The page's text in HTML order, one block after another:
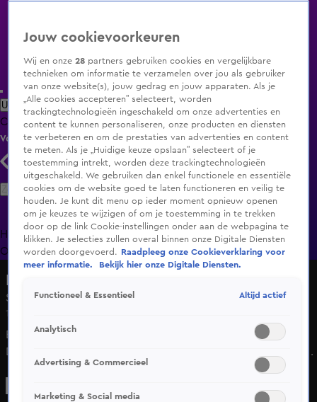
Uitzending Gemist Populaire programma's Zenders Genres
ClipsFilmsRadioSmart TV inlogShop
Volg KIJK
Zoeken
HomeUitzending Gemist Programma's De Bondgenoten
OranjezomerLivestreamsShop
Seizoen 3, aflevering 10
17 dec 2023, 16:55
Bekijk aflevering 10 van Design Secrets uit seizoen 3 hier.
Deze aflevering is uitgezonden op 17 december, 16:55 uur
bij SBS6. Design Secrets is een Lifestyle programma en is
Jouw cookievoorkeuren
Wij en onze28 partners gebruiken cookies en vergelijkbare
technieken om informatie te verzamelen over jou als gebruiker
van onze website(s), jouw gedrag en jouw apparaten. Als je
„Alle cookies accepteren” selecteert, worden
trackingtechnologieën ingeschakeld om onze advertenties en
content te kunnen personaliseren, onze producten en diensten
te verbeteren en om de prestaties van advertenties en content
te meten. Als je „Huidige keuze opslaan” selecteert of je
toestemming intrekt, worden deze trackingtechnologieën
uitgeschakeld. We gebruiken dan enkel functionele en essentiële
cookies om de website goed te laten functioneren en veilig te
houden. Je kunt dit menu op ieder moment opnieuw openen
om je keuzes te wijzigen of om je toestemming in te trekken
door op de link Cookie-instellingen onder aan de webpagina te
klikken. Je selecties zullen overal binnen onze Digitale Diensten
worden doorgevoerd.
Raadpleeg onze Cookieverklaring voor
meer informatie.
Bekijk hier onze Digitale Diensten.
Functioneel & Essentieel Altijd actief
Analytisch
Advertising & Commercieel
Marketing & Social media